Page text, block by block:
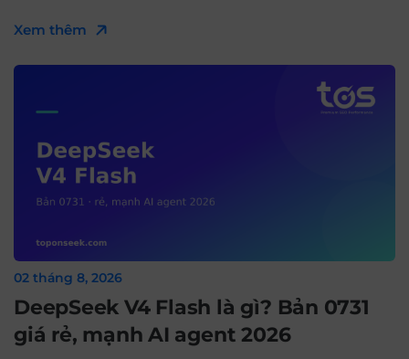
Xem thêm
02 tháng 8, 2026
DeepSeek V4 Flash là gì? Bản 0731
giá rẻ, mạnh AI agent 2026